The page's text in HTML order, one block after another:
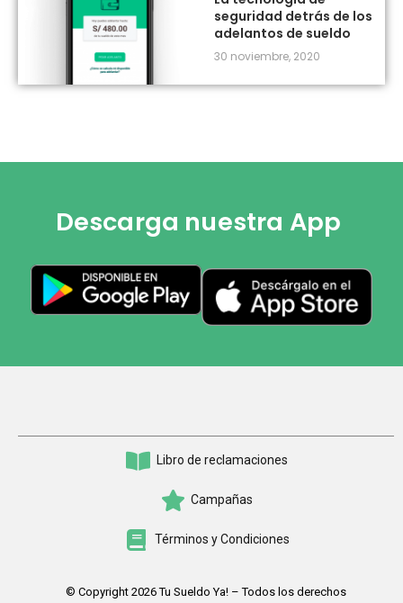
seguridad detrás de los
adelantos de sueldo
30 noviembre, 2020
Descarga nuestra App
Libro de reclamaciones
Campañas
Términos y Condiciones
© Copyright 2026 Tu Sueldo Ya! – Todos los derechos